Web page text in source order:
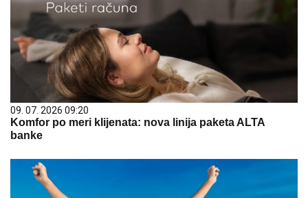
09. 07. 2026 09:20
Komfor po meri klijenata: nova linija paketa ALTA
banke